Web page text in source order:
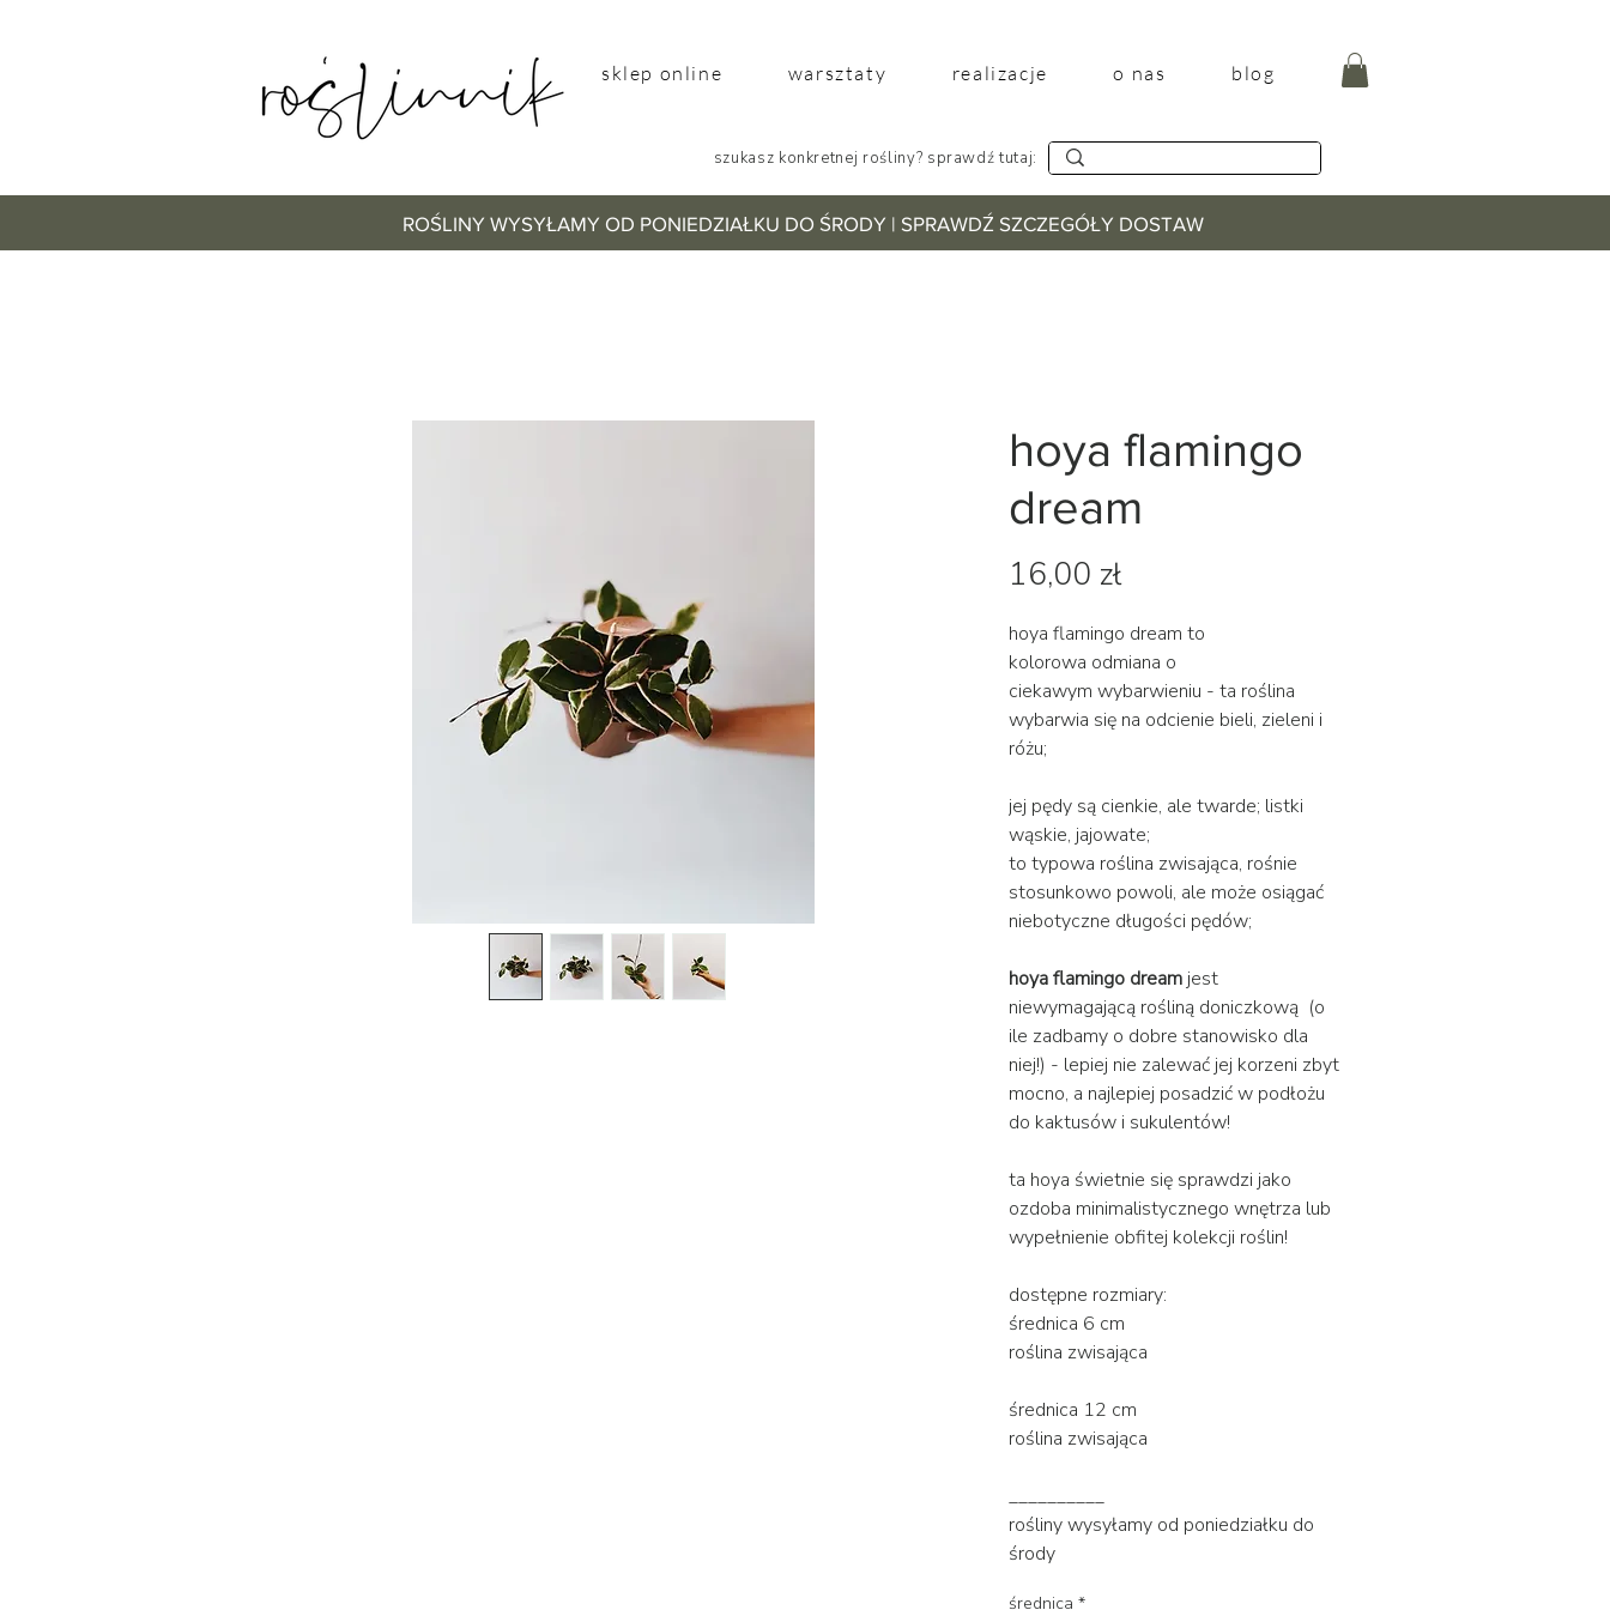
sklep online warsztaty realizacje o nas blog
szukasz konkretnej rośliny? sprawdź tutaj:
ROŚLINY WYSYŁAMY OD PONIEDZIAŁKU DO ŚRODY | SPRAWDŹ SZCZEGÓŁY DOSTAW
hoya flamingo
dream
16,00 złCena
hoya flamingo dream to
kolorowa odmiana o
ciekawym wybarwieniu - ta roślina
wybarwia się na odcienie bieli, zieleni i
różu;
jej pędy są cienkie, ale twarde; listki
wąskie, jajowate;
to typowa roślina zwisająca, rośnie
stosunkowo powoli, ale może osiągać
niebotyczne długości pędów;
hoya flamingo dream jest
niewymagającą rośliną doniczkową (o
ile zadbamy o dobre stanowisko dla
niej!) - lepiej nie zalewać jej korzeni zbyt
mocno, a najlepiej posadzić w podłożu
do kaktusów i sukulentów!
ta hoya świetnie się sprawdzi jako
ozdoba minimalistycznego wnętrza lub
wypełnienie obfitej kolekcji roślin!
dostępne rozmiary:
średnica 6 cm
roślina zwisająca
średnica 12 cm
roślina zwisająca
__________
rośliny wysyłamy od poniedziałku do
środy
średnica *